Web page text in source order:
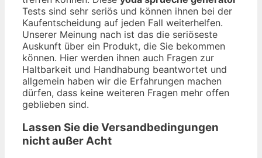
Tests sind sehr seriös und können ihnen bei der
Kaufentscheidung auf jeden Fall weiterhelfen.
Unserer Meinung nach ist das die seriöseste
Auskunft über ein Produkt, die Sie bekommen
können. Hier werden ihnen auch Fragen zur
Haltbarkeit und Handhabung beantwortet und
allgemein haben wir die Erfahrungen machen
dürfen, dass keine weiteren Fragen mehr offen
geblieben sind.
Lassen Sie die Versandbedingungen
nicht außer Acht